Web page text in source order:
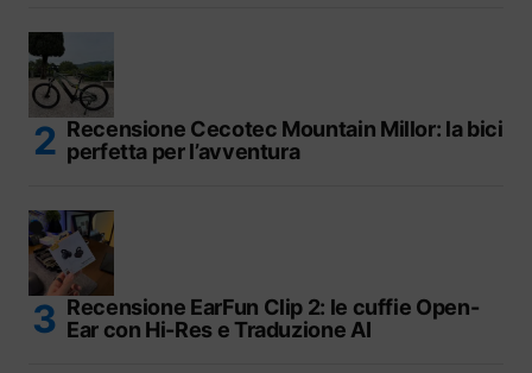
Recensione Cecotec Mountain Millor: la bici
perfetta per l’avventura
Recensione EarFun Clip 2: le cuffie Open-
Ear con Hi-Res e Traduzione AI